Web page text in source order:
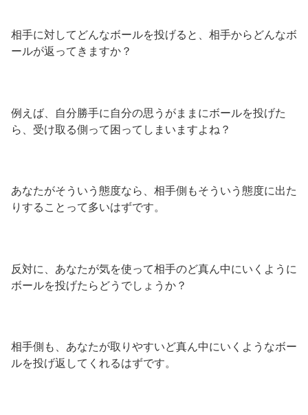
相手に対してどんなボールを投げると、相手からどんなボ
ールが返ってきますか？
例えば、自分勝手に自分の思うがままにボールを投げた
ら、受け取る側って困ってしまいますよね？
あなたがそういう態度なら、相手側もそういう態度に出た
りすることって多いはずです。
反対に、あなたが気を使って相手のど真ん中にいくように
ボールを投げたらどうでしょうか？
相手側も、あなたが取りやすいど真ん中にいくようなボー
ルを投げ返してくれるはずです。